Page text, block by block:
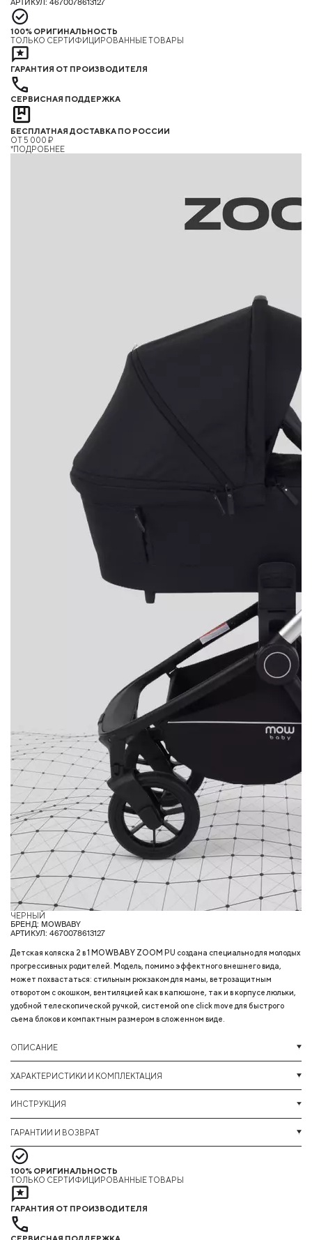
АРТИКУЛ: 4670078613127
100% ОРИГИНАЛЬНОСТЬ
ТОЛЬКО СЕРТИФИЦИРОВАННЫЕ ТОВАРЫ
ГАРАНТИЯ ОТ ПРОИЗВОДИТЕЛЯ
СЕРВИСНАЯ ПОДДЕРЖКА
БЕСПЛАТНАЯ ДОСТАВКА ПО РОССИИ
ОТ 5 000 ₽
*ПОДРОБНЕЕ
ЧЕРНЫЙ
БРЕНД: MOWBABY
АРТИКУЛ: 4670078613127
Детская коляска 2 в 1 MOWBABY ZOOM PU создана специально для молодых
прогрессивных родителей. Модель, помимо эффектного внешнего вида,
может похвастаться: стильным рюкзаком для мамы, ветрозащитным
отворотом с окошком, вентиляцией как в капюшоне, так и в корпусе люльки,
удобной телескопической ручкой, системой one click move для быстрого
съема блоков и компактным размером в сложенном виде.
ОПИСАНИЕ
ХАРАКТЕРИСТИКИ И КОМПЛЕКТАЦИЯ
ИНСТРУКЦИЯ
ГАРАНТИИ И ВОЗВРАТ
100% ОРИГИНАЛЬНОСТЬ
ТОЛЬКО СЕРТИФИЦИРОВАННЫЕ ТОВАРЫ
ГАРАНТИЯ ОТ ПРОИЗВОДИТЕЛЯ